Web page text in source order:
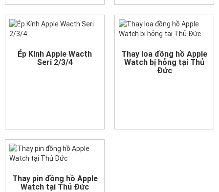
Ép Kính Apple Wacth
Seri 2/3/4
Thay loa đồng hồ Apple
Watch bị hỏng tại Thủ
Đức
Thay pin đồng hồ Apple
Watch tại Thủ Đức